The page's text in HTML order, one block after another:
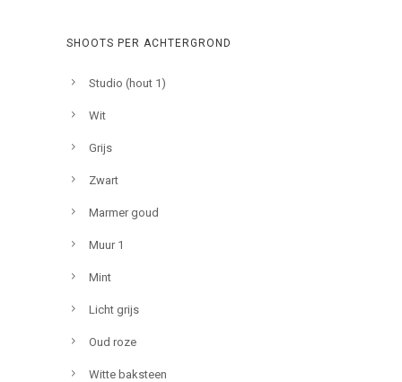
SHOOTS PER ACHTERGROND
Studio (hout 1)
Wit
Grijs
Zwart
Marmer goud
Muur 1
Mint
Licht grijs
Oud roze
Witte baksteen